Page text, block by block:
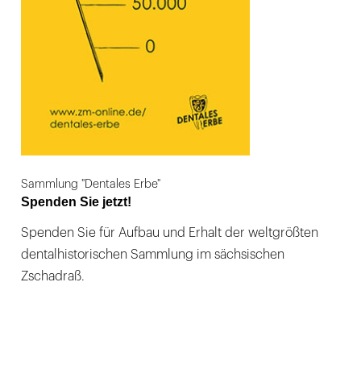
Sammlung "Dentales Erbe"
Spenden Sie jetzt!
Spenden Sie für Aufbau und Erhalt der weltgrößten
dentalhistorischen Sammlung im sächsischen
Zschadraß.